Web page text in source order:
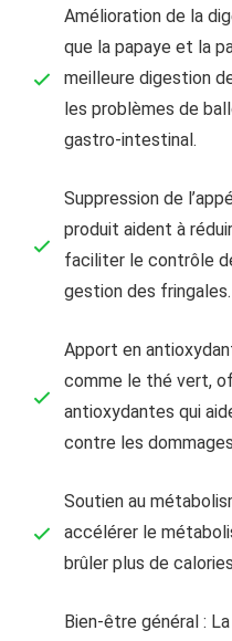
Amélioration de la
que la papaye et la
meilleure digestion
les problèmes de
gastro-intestinal.
Suppression de
produit aident à
faciliter le contrôle
gestion des fringales.
Apport en
comme le thé vert,
antioxydantes qui
contre les
Soutien au
accélérer le
brûler plus de
Bien-être général :